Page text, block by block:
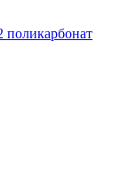
поликарбонат